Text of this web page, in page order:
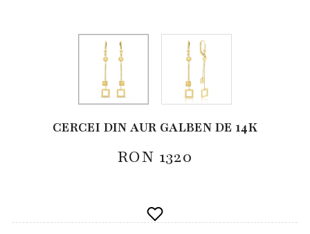
CERCEI DIN AUR GALBEN DE 14K
RON 1320